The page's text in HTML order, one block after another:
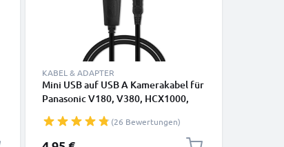
KABEL & ADAPTER
Mini USB auf USB A Kamerakabel für
Panasonic V180, V380, HCX1000,
1A Schnellladedatenkabel
K1HY04YY0032, schwarz, PVC, 1m
(26 Bewertungen)